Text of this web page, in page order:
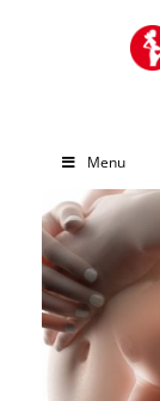
Menu